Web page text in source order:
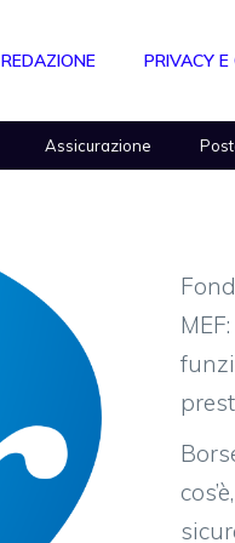
REDAZIONE PRIVACY E
Assicurazione